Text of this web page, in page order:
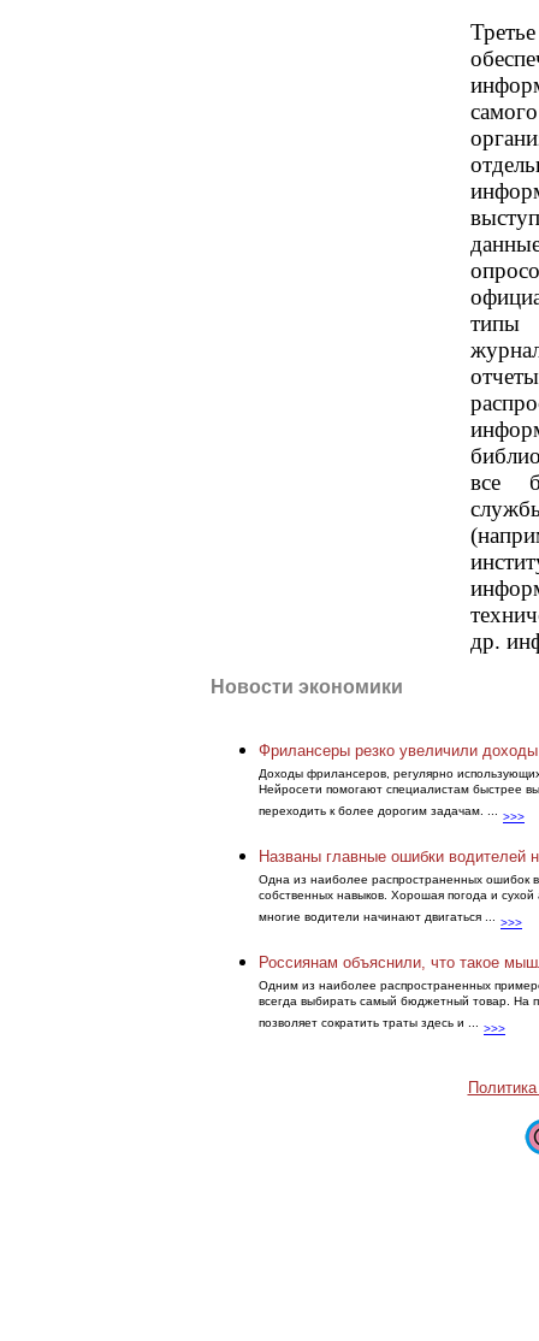
типы
все
др.
Новости экономики
Фрилансеры резко увеличили
Доходы фрилансеров, регулярно
Нейросети помогают специалистам быстрее
переходить к более дорогим задачам. ... >>>
Названы главные ошибки водителей
Одна из наиболее распространенных ошибок
собственных навыков. Хорошая погода и
многие водители начинают двигаться ... >>>
Россиянам объяснили, что такое
Одним из наиболее распространенных
всегда выбирать самый бюджетный товар. На
позволяет сократить траты здесь и ... >>>